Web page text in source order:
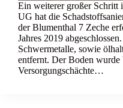
Ein weiterer großer
UG hat die
der Blumenthal 7 Zeche
Jahres 2019
Schwermetalle, sowie
entfernt. Der Boden wurde
Versorgungschächte…